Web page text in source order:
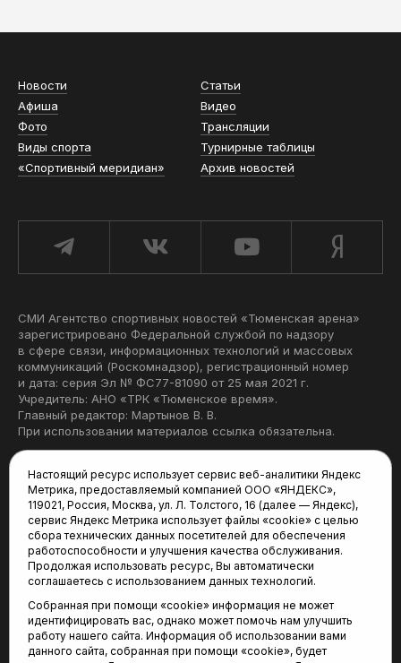
Новости
Статьи
Афиша
Видео
Фото
Трансляции
Виды спорта
Турнирные таблицы
«Спортивный меридиан»
Архив новостей
СМИ Агентство спортивных новостей «Тюменская арена»
зарегистрировано Федеральной службой по надзору
в сфере связи, информационных технологий и массовых
коммуникаций (Роскомнадзор), регистрационный номер
и дата: серия Эл № ФС77-81090 от 25 мая 2021 г.
Учредитель: АНО «ТРК «Тюменское время».
Главный редактор: Мартынов В. В.
При использовании материалов ссылка обязательна.
Редакция:
625035, Тюмень, пр. Геологоразведчиков, 28А
(3452) 68-22-28
tum-arena@mail.ru
Отдел продаж:
(3452) 68-89-78
kotovaev@sibinformburo.ru
Настоящий ресурс использует сервис веб-аналитики Яндекс
Метрика, предоставляемый компанией ООО «ЯНДЕКС»,
119021, Россия, Москва, ул. Л. Толстого, 16 (далее — Яндекс),
сервис Яндекс Метрика использует файлы «cookie» с целью
сбора технических данных посетителей для обеспечения
работоспособности и улучшения качества обслуживания.
Продолжая использовать ресурс, Вы автоматически
соглашаетесь с использованием данных технологий.
Собранная при помощи «cookie» информация не может
идентифицировать вас, однако может помочь нам улучшить
работу нашего сайта. Информация об использовании вами
данного сайта, собранная при помощи «cookie», будет